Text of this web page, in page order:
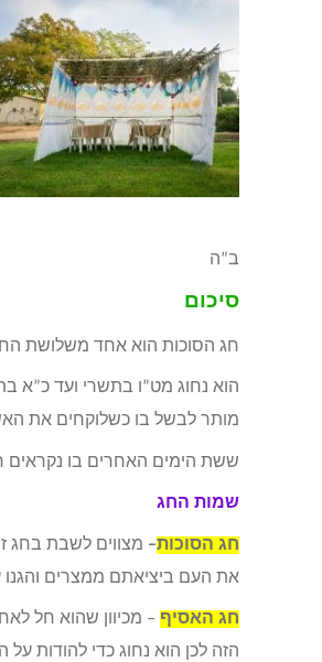
ב”ה
סיכום
חג הסוכות הוא אחד משלושת
הוא נחוג מט”ו בתשרי ועד כ”א
מותר לבשל בו כשלוקחים את
ששת הימים האחרים בו נקראים
שמות החג
חג הסוכות– מצווים לשבת בחג
את העם ביציאתם ממצרים והגנו
חג האסיף – מכיוון שהוא חל
הזה לכן הוא נחוג כדי להודות על